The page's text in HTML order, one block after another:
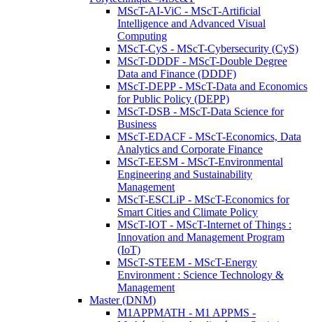
MScT-AI-ViC - MScT-Artificial
Intelligence and Advanced Visual
Computing
MScT-CyS - MScT-Cybersecurity (CyS)
MScT-DDDF - MScT-Double Degree
Data and Finance (DDDF)
MScT-DEPP - MScT-Data and Economics
for Public Policy (DEPP)
MScT-DSB - MScT-Data Science for
Business
MScT-EDACF - MScT-Economics, Data
Analytics and Corporate Finance
MScT-EESM - MScT-Environmental
Engineering and Sustainability
Management
MScT-ESCLiP - MScT-Economics for
Smart Cities and Climate Policy
MScT-IOT - MScT-Internet of Things :
Innovation and Management Program
(IoT)
MScT-STEEM - MScT-Energy
Environment : Science Technology &
Management
Master (DNM)
M1APPMATH - M1 APPMS -